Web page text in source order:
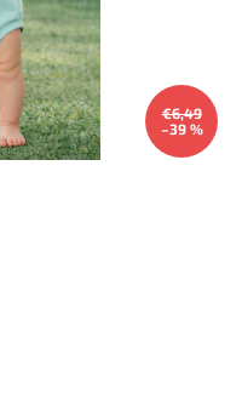
€6,49
–39 %